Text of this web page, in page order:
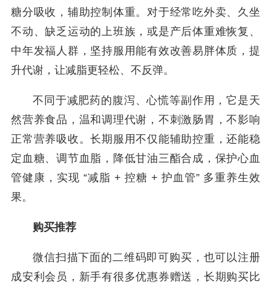
糖分吸收，辅助控制体重。对于经常吃外卖、久坐
不动、缺乏运动的上班族，或是产后体重难恢复、
中年发福人群，坚持服用能有效改善易胖体质，提
升代谢，让减脂更轻松、不反弹。
不同于减肥药的腹泻、心慌等副作用，它是天
然营养食品，温和调理代谢，不刺激肠胃，不影响
正常营养吸收。长期服用不仅能辅助控重，还能稳
定血糖、调节血脂，降低甘油三酯合成，保护心血
管健康，实现 “减脂 + 控糖 + 护血管” 多重养生效
果。
购买推荐
微信扫描下面的二维码即可购买，也可以注册
成安利会员，新手有很多优惠券赠送，长期购买比